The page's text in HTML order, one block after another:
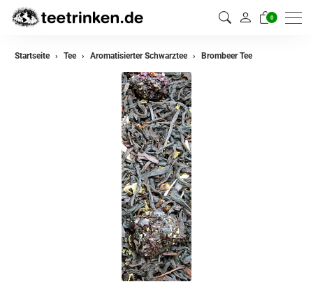
0
zurück
Startseite Tee Aromatisierter Schwarztee Brombeer Tee